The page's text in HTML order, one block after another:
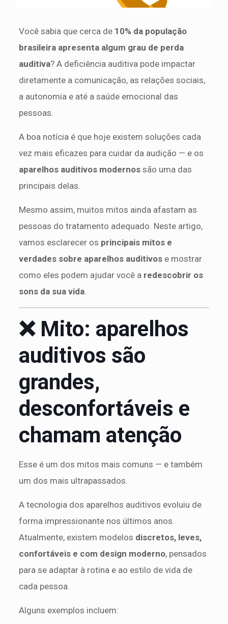
Você sabia que cerca de 10% da população
brasileira apresenta algum grau de perda
auditiva? A deficiência auditiva pode impactar
diretamente a comunicação, as relações sociais,
a autonomia e até a saúde emocional das
pessoas.
A boa notícia é que hoje existem soluções cada
vez mais eficazes para cuidar da audição — e os
aparelhos auditivos modernossão uma das
principais delas.
Mesmo assim, muitos mitos ainda afastam as
pessoas do tratamento adequado. Neste artigo,
vamos esclarecer os principais mitos e
verdades sobre aparelhos auditivose mostrar
como eles podem ajudar você a redescobrir os
sons da sua vida.
❌ Mito: aparelhos
auditivos são
grandes,
desconfortáveis e
chamam atenção
Esse é um dos mitos mais comuns — e também
um dos mais ultrapassados.
A tecnologia dos aparelhos auditivos evoluiu de
forma impressionante nos últimos anos.
Atualmente, existem modelos discretos, leves,
confortáveis e com design moderno, pensados
para se adaptar à rotina e ao estilo de vida de
cada pessoa.
Alguns exemplos incluem: